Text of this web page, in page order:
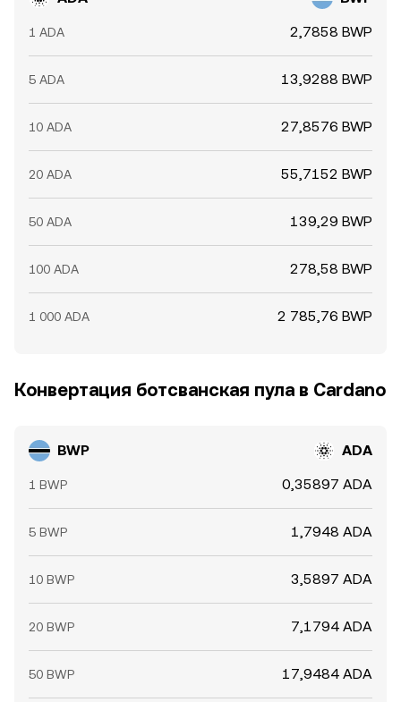
участниками. Краткосрочные технические факторы
добавляют волатильность: позитивные или
опционов создают локальные «магниты» цены вокруг
страйков, а крупные ончейн-перемещения «китов» на
биржи или с бирж зачастую предшествуют всплескам
1 ADA 2,7858 BWP
5 ADA 13,9288 BWP
10 ADA 27,8576 BWP
20 ADA 55,7152 BWP
50 ADA 139,29 BWP
100 ADA 278,58 BWP
1 000 ADA 2 785,76 BWP
Конвертация ботсванская пула в Cardano
BWP ADA
1 BWP 0,35897 ADA
5 BWP 1,7948 ADA
10 BWP 3,5897 ADA
20 BWP 7,1794 ADA
50 BWP 17,9484 ADA